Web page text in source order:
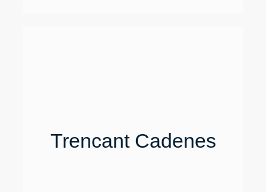
Trencant Cadenes